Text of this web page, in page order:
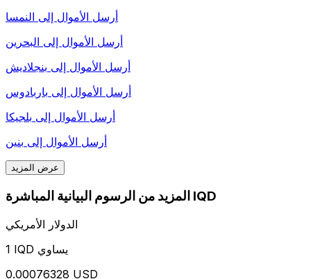
أرسل الأموال إلى النمسا
أرسل الأموال إلى البحرين
أرسل الأموال إلى بنجلاديش
أرسل الأموال إلى باربادوس
أرسل الأموال إلى بلجيكا
أرسل الأموال إلى بنين
عرض المزيد
المزيد من الرسوم البيانية المباشرة IQD
الدولار الأمريكي
1 IQD يساوي
0.00076328 USD